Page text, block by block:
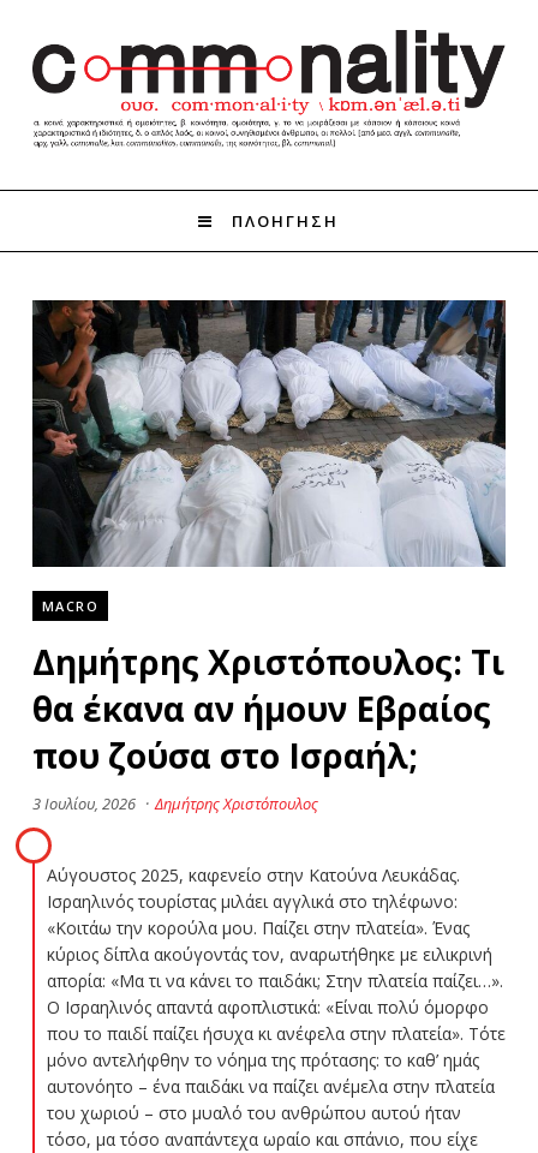
ΠΛΟΗΓΗΣΗ
MACRO
Δημήτρης Χριστόπουλος: Τι
θα έκανα αν ήμουν Εβραίος
που ζούσα στο Ισραήλ;
3 Ιουλίου, 2026 · Δημήτρης Χριστόπουλος
Αύγουστος 2025, καφενείο στην Κατούνα Λευκάδας.
Ισραηλινός τουρίστας μιλάει αγγλικά στο τηλέφωνο:
«Κοιτάω την κορούλα μου. Παίζει στην πλατεία». Ένας
κύριος δίπλα ακούγοντάς τον, αναρωτήθηκε με ειλικρινή
απορία: «Μα τι να κάνει το παιδάκι; Στην πλατεία παίζει…».
Ο Ισραηλινός απαντά αφοπλιστικά: «Είναι πολύ όμορφο
που το παιδί παίζει ήσυχα κι ανέφελα στην πλατεία». Τότε
μόνο αντελήφθην το νόημα της πρότασης: τo καθ’ ημάς
αυτονόητο – ένα παιδάκι να παίζει ανέμελα στην πλατεία
του χωριού – στο μυαλό του ανθρώπου αυτού ήταν
τόσο, μα τόσο αναπάντεχα ωραίο και σπάνιο, που είχε